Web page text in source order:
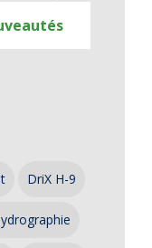
DriX H-9